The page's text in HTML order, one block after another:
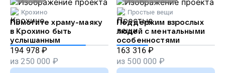
Крохино
Помогите храму-маяку
в Крохино быть
услышанным
194 978 ₽
из250 000 ₽
Простые вещи
Поддержим взрослых
людей с ментальными
особенностями
163 316 ₽
из 500 000 ₽